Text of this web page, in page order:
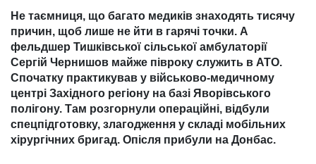
Не таємниця, що багато медиків знаходять тисячу
причин, щоб лише не йти в гарячі точки. А
фельдшер Тишківської сільської амбулаторії
Сергій Чернишов майже півроку служить в АТО.
Спочатку практикував у військово-медичному
центрі Західного регіону на базі Яворівського
полігону. Там розгорнули операційні, відбули
спецпідготовку, злагодження у складі мобільних
хірургічних бригад. Опісля прибули на Донбас.